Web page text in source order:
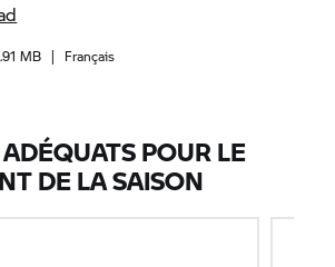
MB | Français
POUR LE
DE LA SAISON